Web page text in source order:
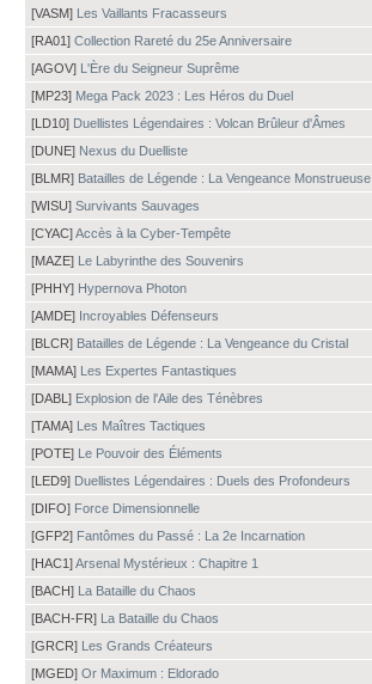
[VASM] Les Vaillants Fracasseurs
[RA01] Collection Rareté du 25e Anniversaire
[AGOV] L'Ère du Seigneur Suprême
[MP23] Mega Pack 2023 : Les Héros du Duel
[LD10] Duellistes Légendaires : Volcan Brûleur d'Âmes
[DUNE] Nexus du Duelliste
[BLMR] Batailles de Légende : La Vengeance Monstrueuse
[WISU] Survivants Sauvages
[CYAC]Accès à la Cyber-Tempête
[MAZE] Le Labyrinthe des Souvenirs
[PHHY] Hypernova Photon
[AMDE] Incroyables Défenseurs
[BLCR] Batailles de Légende : La Vengeance du Cristal
[MAMA] Les Expertes Fantastiques
[DABL] Explosion de l'Aile des Ténèbres
[TAMA] Les Maîtres Tactiques
[POTE] Le Pouvoir des Éléments
[LED9] Duellistes Légendaires : Duels des Profondeurs
[DIFO] Force Dimensionnelle
[GFP2] Fantômes du Passé : La 2e Incarnation
[HAC1]Arsenal Mystérieux : Chapitre 1
[BACH] La Bataille du Chaos
[BACH-FR] La Bataille du Chaos
[GRCR] Les Grands Créateurs
[MGED] Or Maximum : Eldorado